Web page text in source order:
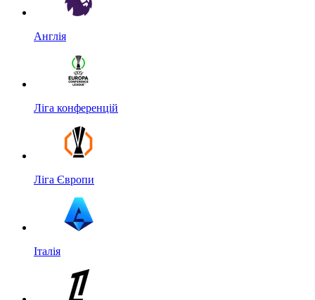
Англія
Ліга конференцій
Ліга Європи
Італія